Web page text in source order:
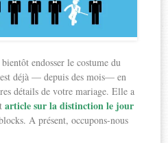
endosser le costume du
déjà — depuis des mois— en
détails de votre mariage. Elle a
article sur la distinction le jour
A présent, occupons-nous